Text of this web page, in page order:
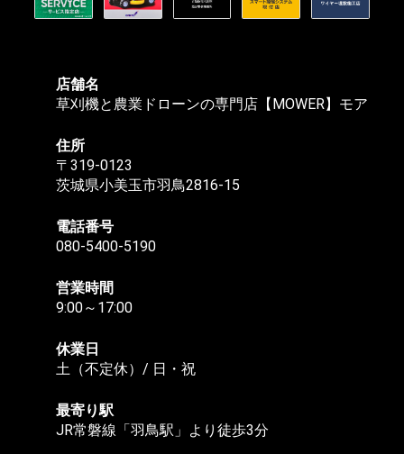
店舗名
草刈機と農業ドローンの専門店【MOWER】モア
住所
〒319-0123
茨城県小美玉市羽鳥2816-15
電話番号
080-5400-5190
営業時間
9:00～17:00
休業日
土（不定休）/ 日・祝
最寄り駅
JR常磐線「羽鳥駅」より徒歩3分